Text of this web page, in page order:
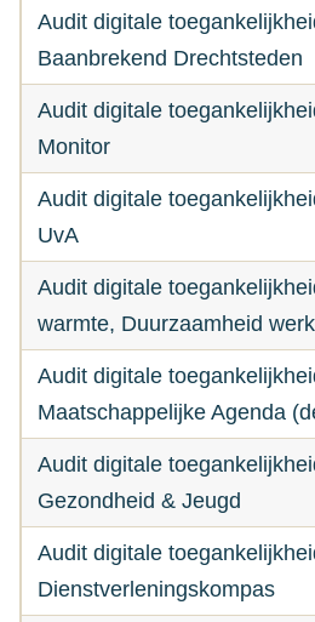
Audit digitale
Baanbrekend Drechtsteden
Audit digitale
Monitor
Audit digitale
UvA
Audit digitale
warmte, Duurzaamheid
Audit digitale
Maatschappelijke Agenda
Audit digitale
Gezondheid & Jeugd
Audit digitale
Dienstverleningskompas